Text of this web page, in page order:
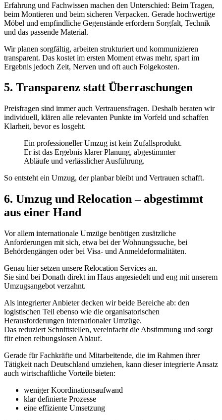
Erfahrung und Fachwissen machen den Unterschied: Beim Tragen,
beim Montieren und beim sicheren Verpacken. Gerade hochwertige
Möbel und empfindliche Gegenstände erfordern Sorgfalt, Technik
und das passende Material.
Wir planen sorgfältig, arbeiten strukturiert und kommunizieren
transparent. Das kostet im ersten Moment etwas mehr, spart im
Ergebnis jedoch Zeit, Nerven und oft auch Folgekosten.
5. Transparenz statt Überraschungen
Preisfragen sind immer auch Vertrauensfragen. Deshalb beraten wir
individuell, klären alle relevanten Punkte im Vorfeld und schaffen
Klarheit, bevor es losgeht.
Ein professioneller Umzug ist kein Zufallsprodukt.
Er ist das Ergebnis klarer Planung, abgestimmter
Abläufe und verlässlicher Ausführung.
So entsteht ein Umzug, der planbar bleibt und Vertrauen schafft.
6. Umzug und Relocation – abgestimmt
aus einer Hand
Vor allem internationale Umzüge benötigen zusätzliche
Anforderungen mit sich, etwa bei der Wohnungssuche, bei
Behördengängen oder bei Visa- und Anmeldeformalitäten.
Genau hier setzen unsere Relocation Services an.
Sie sind bei Donath direkt im Haus angesiedelt und eng mit unserem
Umzugsangebot verzahnt.
Als integrierter Anbieter decken wir beide Bereiche ab: den
logistischen Teil ebenso wie die organisatorischen
Herausforderungen internationaler Umzüge.
Das reduziert Schnittstellen, vereinfacht die Abstimmung und sorgt
für einen reibungslosen Ablauf.
Gerade für Fachkräfte und Mitarbeitende, die im Rahmen ihrer
Tätigkeit nach Deutschland umziehen, kann dieser integrierte Ansatz
auch wirtschaftliche Vorteile bieten:
weniger Koordinationsaufwand
klar definierte Prozesse
eine effiziente Umsetzung